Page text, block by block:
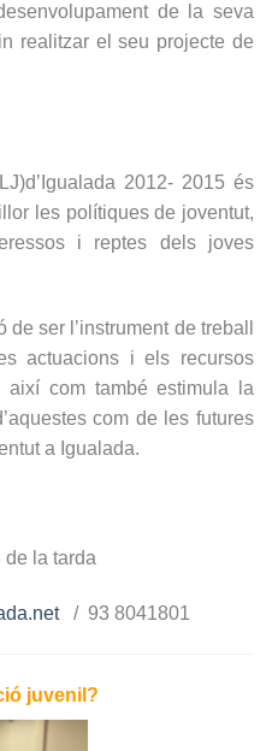
de la seva
realitzar el seu projecte de
2012- 2015 és
les polítiques de joventut,
i reptes dels joves
ser l’instrument de treball
actuacions i els recursos
així com també estimula la
com de les futures
a Igualada.
de la tarda
/ 93 8041801
juvenil?